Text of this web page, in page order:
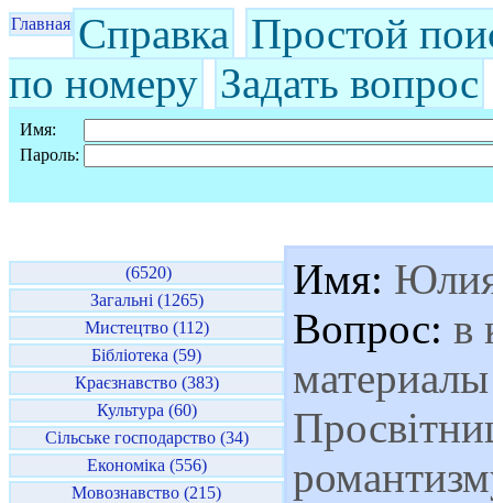
Главная Справка Простой
по номеру Задать вопрос
Имя:
Пароль:
(6520)
Загальні (1265)
Мистецтво (112)
Бібліотека (59)
Краєзнавство (383)
Культура (60)
Сільське господарство (34)
Економіка (556)
Мовознавство (215)
Имя:
Вопрос: в